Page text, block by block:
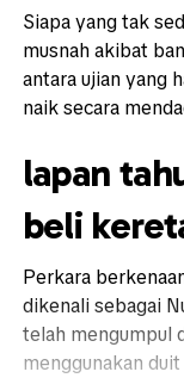
Siapa yang tak
musnah akibat
antara ujian yang
naik secara
lapan
beli
Perkara
dikenali sebagai
telah mengumpul
menggunakan